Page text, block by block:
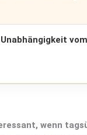
wenn